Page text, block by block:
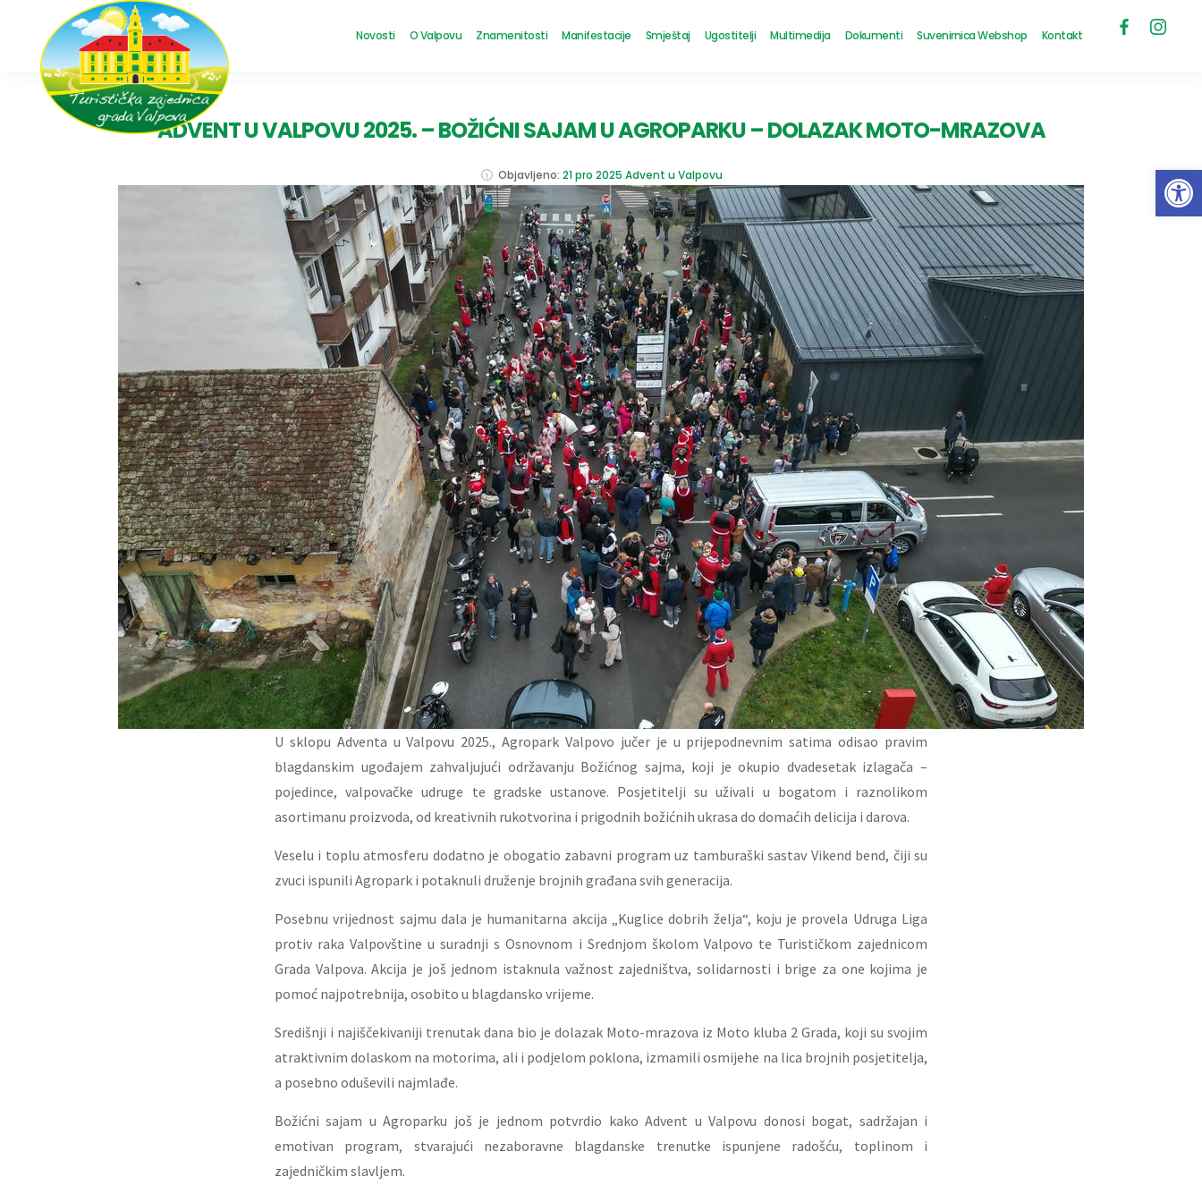
Novosti O Valpovu Znamenitosti Manifestacije Smještaj Ugostitelji Multimedija Dokumenti Suvenirnica Webshop Kontakt
ADVENT U VALPOVU 2025. – BOŽIĆNI SAJAM U AGROPARKU – DOLAZAK MOTO-MRAZOVA
Objavljeno: 21 pro 2025 Advent u Valpovu
U sklopu Adventa u Valpovu 2025., Agropark Valpovo jučer je u prijepodnevnim satima odisao pravim
blagdanskim ugođajem zahvaljujući održavanju Božićnog sajma, koji je okupio dvadesetak izlagača –
pojedince, valpovačke udruge te gradske ustanove. Posjetitelji su uživali u bogatom i raznolikom
asortimanu proizvoda, od kreativnih rukotvorina i prigodnih božićnih ukrasa do domaćih delicija i darova.
Veselu i toplu atmosferu dodatno je obogatio zabavni program uz tamburaški sastav Vikend bend, čiji su
zvuci ispunili Agropark i potaknuli druženje brojnih građana svih generacija.
Posebnu vrijednost sajmu dala je humanitarna akcija „Kuglice dobrih želja“, koju je provela Udruga Liga
protiv raka Valpovštine u suradnji s Osnovnom i Srednjom školom Valpovo te Turističkom zajednicom
Grada Valpova. Akcija je još jednom istaknula važnost zajedništva, solidarnosti i brige za one kojima je
pomoć najpotrebnija, osobito u blagdansko vrijeme.
Središnji i najiščekivaniji trenutak dana bio je dolazak Moto-mrazova iz Moto kluba 2 Grada, koji su svojim
atraktivnim dolaskom na motorima, ali i podjelom poklona, izmamili osmijehe na lica brojnih posjetitelja,
a posebno oduševili najmlađe.
Božićni sajam u Agroparku još je jednom potvrdio kako Advent u Valpovu donosi bogat, sadržajan i
emotivan program, stvarajući nezaboravne blagdanske trenutke ispunjene radošću, toplinom i
zajedničkim slavljem.